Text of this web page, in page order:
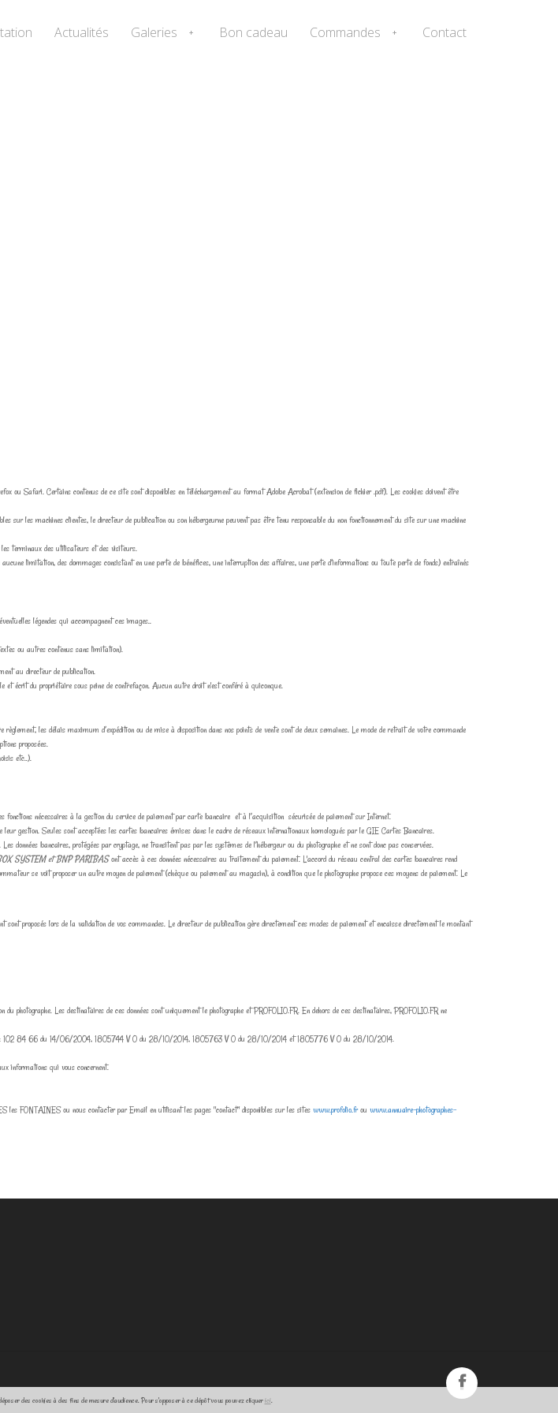
des cookies à des fins de mesure d'audience. Pour s'opposer à ce dépôt vous pouvez cliquerici.
Actualités Galeries + Bon cadeau Commandes + Contact
Safari. Certains contenus de ce site sont disponibles en téléchargement au format Adobe Acrobat (extension de fichier .pdf). Les cookies doivent être
les machines clientes, le directeur de publication ou son hébergeurne peuvent pas être tenu responsable du non fonctionnement du site sur une machine
les terminaux des utilisateurs et des visiteurs.
limitation, des dommages consistant en une perte de bénéfices, une interruption des affaires, une perte d’informations ou toute perte de fonds) entraînés
légendes qui accompagnent ces images..
ou autres contenus sans limitation).
au directeur de publication.
écrit du propriétaire sous peine de contrefaçon. Aucun autre droit n'est conféré à quiconque.
les délais maximum d’expédition ou de mise à disposition dans nos points de vente sont de deux semaines. Le mode de retrait de votre commande
proposées.
etc..).
fonctions nécessaires à la gestion du service de paiement par carte bancaire et à l’acquisition sécurisée de paiement sur Internet.
gestion. Seules sont acceptées les cartes bancaires émises dans le cadre de réseaux internationaux homologués par le GIE Cartes Bancaires.
bancaires, protégées par cryptage, ne transitent pas par les systèmes de l’hébergeur ou du photographe et ne sont donc pas conservées.
SYSTEM et BNP PARIBASont accès à ces données nécessaires au traitement du paiement. L'accord du réseau central des cartes bancaires rend
se voit proposer un autre moyen de paiement (chèque ou paiement au magasin), à condition que le photographe propose ces moyens de paiement. Le
proposés lors de la validation de vos commandes. Le directeur de publication gère directement ces modes de paiement et encaisse directement le montant
Les destinataires de ces données sont uniquement le photographe et PROFOLIO.FR. En dehors de ces destinataires, PROFOLIO.FR ne
102 84 66 du 14/06/2004, 1805744 V 0 du 28/10/2014, 1805763 V 0 du 28/10/2014 et 1805776 V 0 du 28/10/2014.
informations qui vous concernent.
les FONTAINES ou nous contacter par Email en utilisant les pages "contact" disponibles sur les siteswww.profolio.frou www.annuaire-photographes-